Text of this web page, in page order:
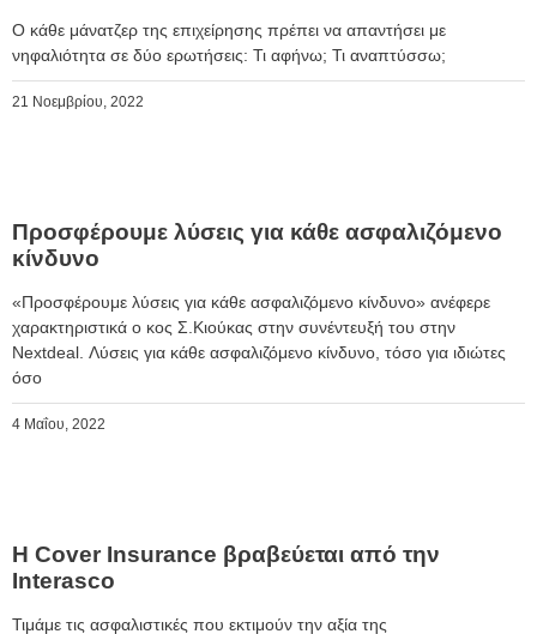
Ο κάθε μάνατζερ της επιχείρησης πρέπει να απαντήσει με
νηφαλιότητα σε δύο ερωτήσεις: Τι αφήνω; Τι αναπτύσσω;
21 Νοεμβρίου, 2022
Προσφέρουμε λύσεις για κάθε ασφαλιζόμενο
κίνδυνο
«Προσφέρουμε λύσεις για κάθε ασφαλιζόμενο κίνδυνο» ανέφερε
χαρακτηριστικά ο κος Σ.Κιούκας στην συνέντευξή του στην
Nextdeal. Λύσεις για κάθε ασφαλιζόμενο κίνδυνο, τόσο για ιδιώτες
όσο
4 Μαΐου, 2022
Η Cover Insurance βραβεύεται από την
Interasco
Τιμάμε τις ασφαλιστικές που εκτιμούν την αξία της